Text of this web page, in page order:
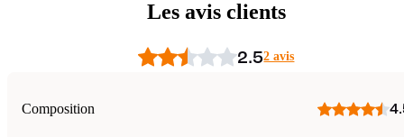
Les avis clients
2.52 avis
Composition